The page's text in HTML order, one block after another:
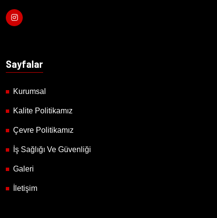
Sayfalar
Kurumsal
Kalite Politikamız
Çevre Politikamız
İş Sağlığı Ve Güvenliği
Galeri
İletişim